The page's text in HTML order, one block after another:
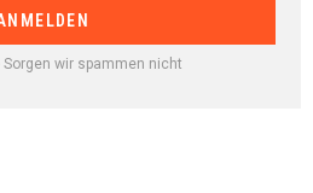
Sorgen wir spammen nicht